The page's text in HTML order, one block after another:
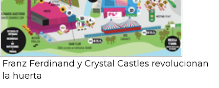
Franz Ferdinand y Crystal Castles revolucionan
la huerta